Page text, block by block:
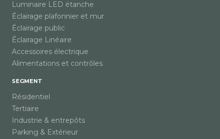
Luminaire LED étanche
Éclairage plafonnier et mur
Éclairage public
Éclairage Linéaire
Accessoires électrique
Alimentations et contrôles
SEGMENT
Résidentiel
Tertiaire
Industrie & entrepôts
Parking & Extérieur